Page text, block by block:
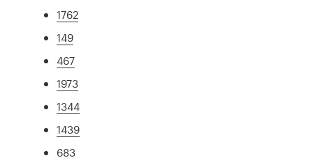
1762
149
467
1973
1344
1439
683